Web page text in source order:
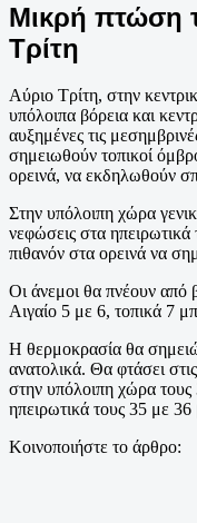
Μικρή πτώση
Τρίτη
Αύριο Τρίτη, στην
υπόλοιπα βόρεια και
αυξημένες τις
σημειωθούν τοπικοί
ορεινά, να εκδηλωθούν
Στην υπόλοιπη χώρα
νεφώσεις στα
πιθανόν στα ορεινά να
Οι άνεμοι θα πνέουν από
Αιγαίο 5 με 6, τοπικά 7
Η θερμοκρασία θα
ανατολικά. Θα φτάσει
στην υπόλοιπη χώρα τους
ηπειρωτικά τους 35 με
Κοινοποιήστε το άρθρο: